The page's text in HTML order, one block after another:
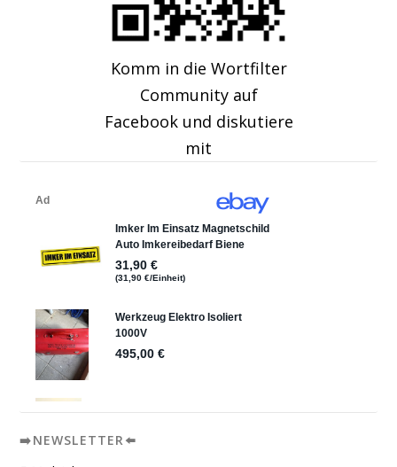
Komm in die Wortfilter
Community auf
Facebook und diskutiere
mit
➡️NEWSLETTER⬅️